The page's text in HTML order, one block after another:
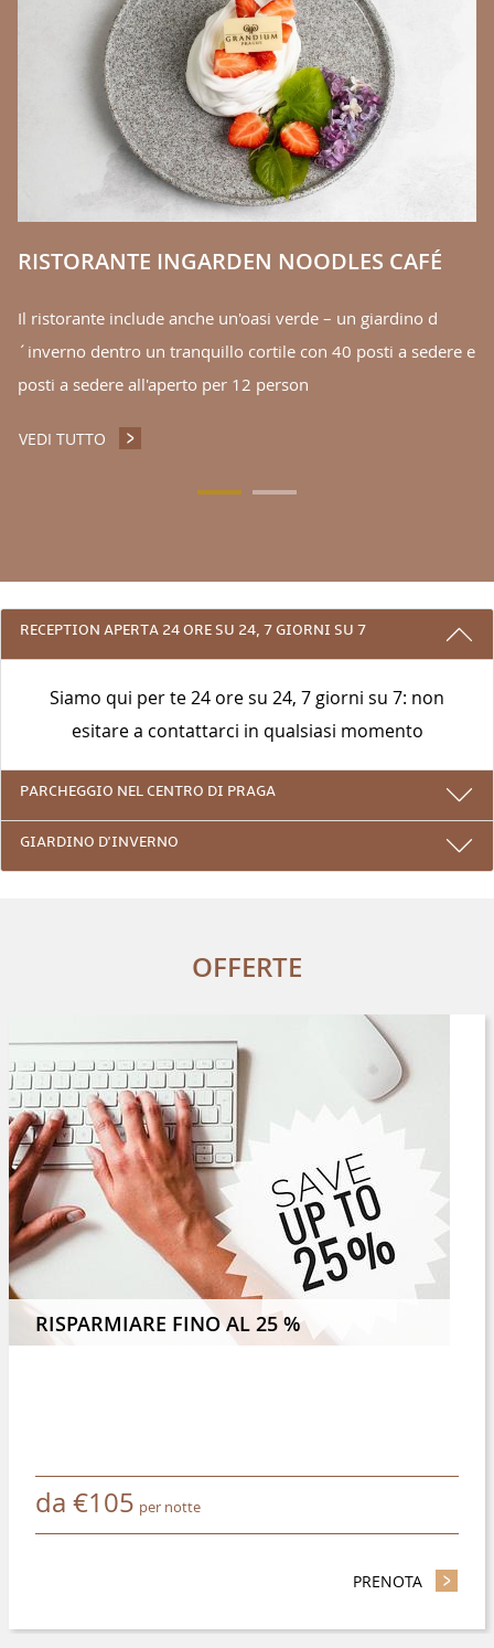
RISTORANTE INGARDEN NOODLES CAFÉ
Il ristorante include anche un'oasi verde – un giardino d
´inverno dentro un tranquillo cortile con 40 posti a sedere e
posti a sedere all'aperto per 12 person
VEDI TUTTO RISTORANTE INGARDEN NOODLES CAFÉ
3 RAGIONI PER PRENOTARE CON NOI
RECEPTION APERTA 24 ORE SU 24, 7 GIORNI SU 7
Siamo qui per te 24 ore su 24, 7 giorni su 7: non
esitare a contattarci in qualsiasi momento
PARCHEGGIO NEL CENTRO DI PRAGA
GIARDINO D'INVERNO
OFFERTE
4 NOTTI O PIÙ E RISPARMIATE IL 8 %
RISPARMIARE FINO AL 25 %
da €105 per notte
PRENOTA -